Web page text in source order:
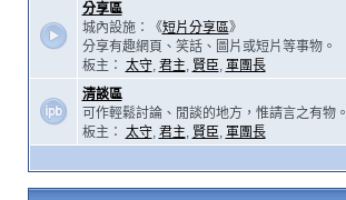
分享區
城內設施：《短片分享區》
分享有趣網頁、笑話、圖片或短片等事物。
板主： 太守, 君主, 賢臣, 軍團長
清談區
可作輕鬆討論、閒談的地方，惟請言之有物。
板主： 太守, 君主, 賢臣, 軍團長